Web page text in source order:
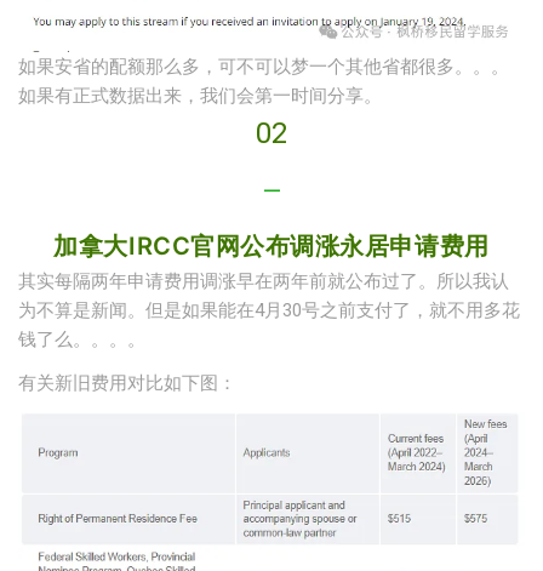
如果安省的配额那么多，可不可以梦一个其他省都很多。。。
如果有正式数据出来，我们会第一时间分享。
02
—
加拿大IRCC官网公布调涨永居申请费用
其实每隔两年申请费用调涨早在两年前就公布过了。所以我认
为不算是新闻。但是如果能在4月30号之前支付了，就不用多花
钱了么。。。。
有关新旧费用对比如下图：